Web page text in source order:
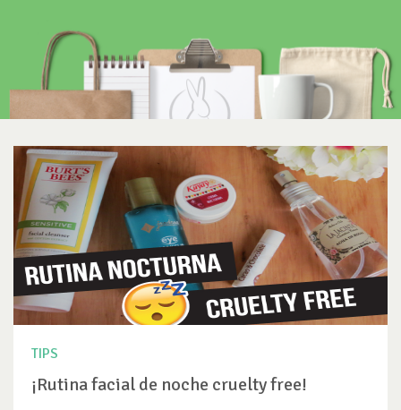
TIPS
¡Rutina facial de noche cruelty free!